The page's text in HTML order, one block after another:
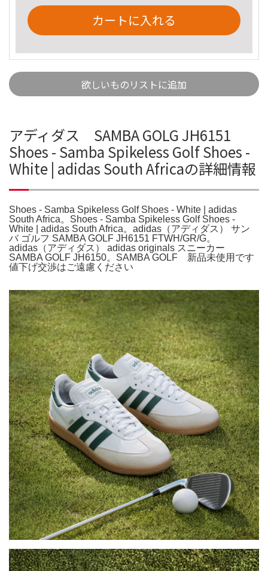
カートに入れる
欲しいものリストに追加
アディダス SAMBA GOLG JH6151
Shoes - Samba Spikeless Golf Shoes -
White | adidas South Africaの詳細情報
Shoes - Samba Spikeless Golf Shoes - White | adidas
South Africa。Shoes - Samba Spikeless Golf Shoes -
White | adidas South Africa。adidas（アディダス） サン
バ ゴルフ SAMBA GOLF JH6151 FTWH/GR/G。
adidas（アディダス） adidas originals スニーカー
SAMBA GOLF JH6150。SAMBA GOLF 新品未使用です
値下げ交渉はご遠慮ください